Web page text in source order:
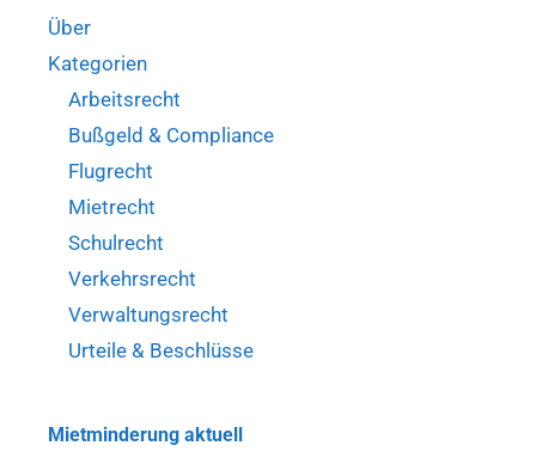
Über
Kategorien
Arbeitsrecht
Bußgeld & Compliance
Flugrecht
Mietrecht
Schulrecht
Verkehrsrecht
Verwaltungsrecht
Urteile & Beschlüsse
Mietminderung aktuell